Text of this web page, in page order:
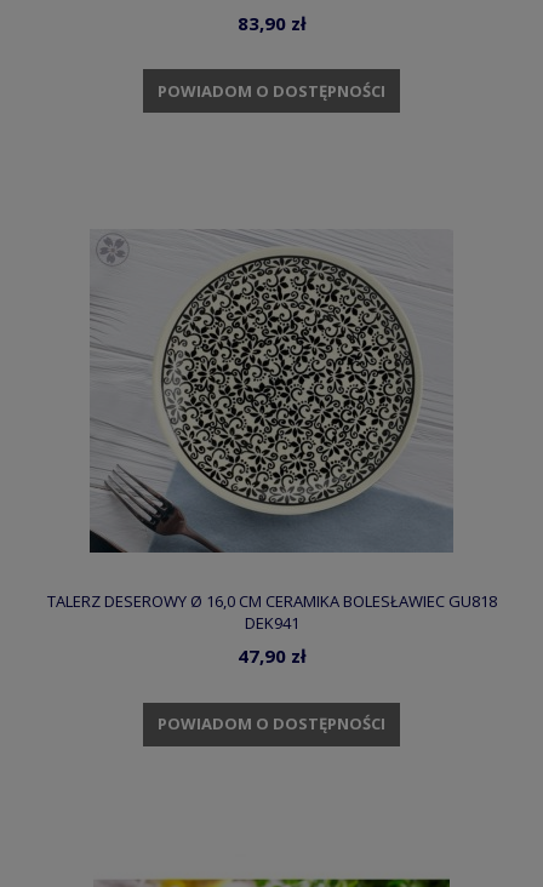
83,90 zł
POWIADOM O DOSTĘPNOŚCI
TALERZ DESEROWY Ø 16,0 CM CERAMIKA BOLESŁAWIEC GU818
DEK941
47,90 zł
POWIADOM O DOSTĘPNOŚCI